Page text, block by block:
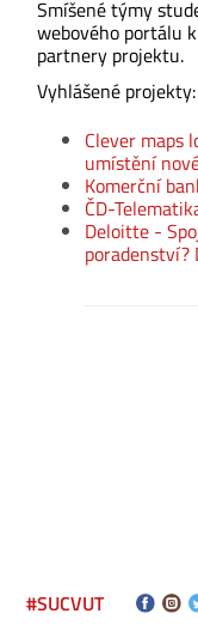
Smíšené týmy
webového portálu
partnery projektu.
Vyhlášené projekty:
Clever maps
umístění
Komerční
ČD-
Deloitte -
poradenství?
#SUCVUT